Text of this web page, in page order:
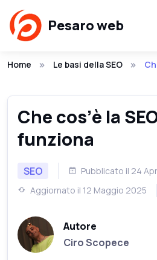
Pesaro web
Home Le basi della SEO
Che cos’è la
funziona
SEO
Pubblicato il 24
Aggiornato il 12 Maggio 2025
Autore
Ciro Scopece